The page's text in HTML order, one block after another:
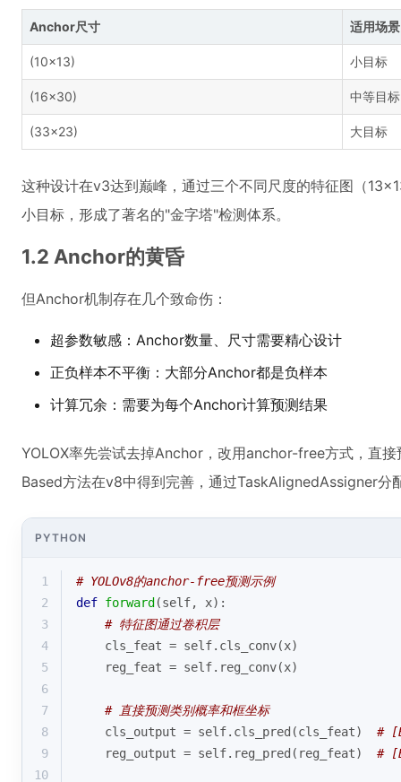
Anchor尺寸 适用场景
(10×13) 小目标
(16×30) 中等目标
(33×23) 大目标
这种设计在v3达到巅峰，通过三个不同尺度的特征图（
小目标，形成了著名的"金字塔"检测体系。
1.2 Anchor的黄昏
但Anchor机制存在几个致命伤：
超参数敏感：Anchor数量、尺寸需要精心设计
正负样本不平衡：大部分Anchor都是负样本
计算冗余：需要为每个Anchor计算预测结果
YOLOX率先尝试去掉Anchor，改用anchor-free方式，直
Based方法在v8中得到完善，通过TaskAlignedAssigner分
PYTHON
1
# YOLOv8的anchor-free预测示例
2
def forward (self, x):
3
# 特征图通过卷积层
4
    cls_feat = self.cls_conv(x)
5
    reg_feat = self.reg_conv(x)
6
7
# 直接预测类别概率和框坐标
8
    cls_output = self.cls_pred(cls_feat)
#
9
    reg_output = self.reg_pred(reg_feat)
#
10